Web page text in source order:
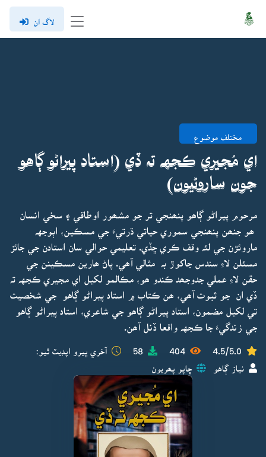
لاگ ان
مختلف موضوع
اي مُجيري ڪجهہ تہ ڏي (استاد پيراڻو ڳاهو
جون ساروڻيون)
مرحوم پيراڻو ڳاھو پنھنجي تر جو مشھور اوطاقي ۽ سخي انسان
ھو جنھن پنھنجي سموري حياتي ڌرتيءَ جي مسڪين، اٻوجهہ
ماروئڙن جي لئہ وقف ڪري ڇڏي. تعليمي حوالي سان استادن جي جائز
مسئلن لاءِ سندس جاکوڙ بہ مثالي آھي. پاڻ ھارين مسڪينن جي
حقن لاءِ عملي جدوجھد ڪندو ھو، مڪالمو لکيل اي مجيري ڪجهہ تہ
ڏي ان جو ثبوت آھي، ھن ڪتاب ۾ استاد پيراڻو ڳاهو جي شخصيت
تي لکيل مضمون، استاد پيراڻو ڳاھو جي شاعري، استاد پيراڻو ڳاهو
جي زندگيءَ جا ڪجهہ واقعا ڏنل آھن.
4.5/5.0
404
58 آخري ڀيرو اپڊيٽ ٿيو:
نياز ڳاهو ڇاپو پھريون